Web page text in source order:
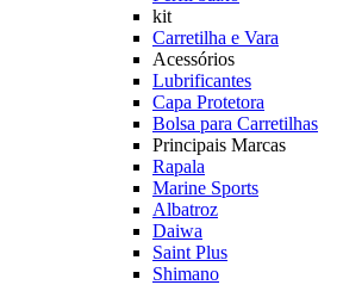
kit
Carretilha e Vara
Acessórios
Lubrificantes
Capa Protetora
Bolsa para Carretilhas
Principais Marcas
Rapala
Marine Sports
Albatroz
Daiwa
Saint Plus
Shimano